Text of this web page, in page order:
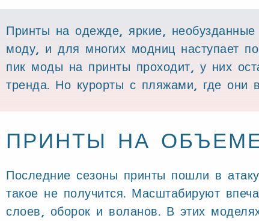
Принты на одежде, яркие,
моду, и для многих модниц наступает
пик моды на принты проходит, у них
тренда. Но курорты с пляжами, где они
ПРИНТЫ НА
Последние сезоны принты пошли в
такое не получится. Масштабируют
слоев, оборок и воланов. В этих